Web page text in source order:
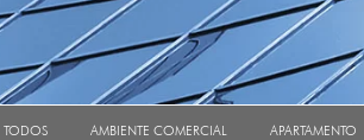
TODOS AMBIENTE COMERCIAL APARTAMENTO